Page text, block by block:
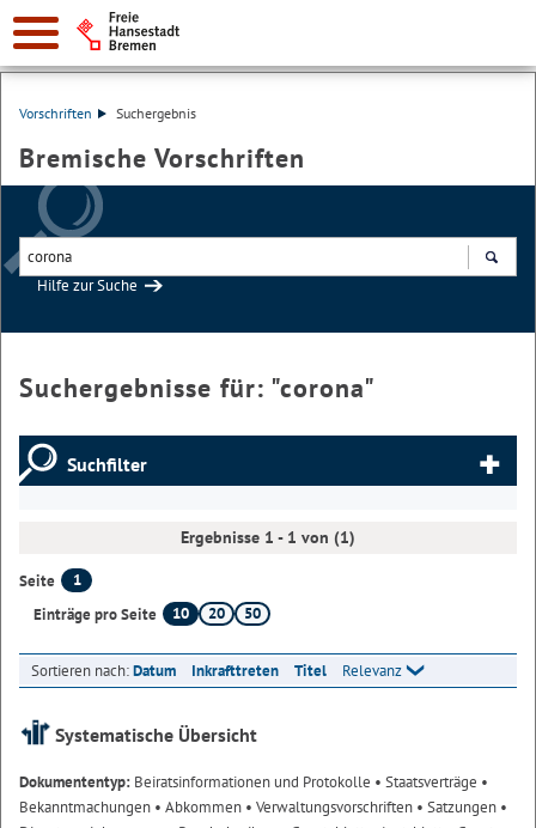
Vorschriften Suchergebnis
Bremische Vorschriften
Hilfe zur Suche
Suchergebnisse für: "corona"
Suchfilter
Ergebnisse 1 - 1 von (1)
Seite
1
Einträge pro Seite
10 20 50
Sortieren nach:Datum Inkrafttreten Titel Relevanz
Systematische Übersicht
Dokumententyp: Beiratsinformationen und Protokolle • Staatsverträge •
Bekanntmachungen • Abkommen • Verwaltungsvorschriften • Satzungen •